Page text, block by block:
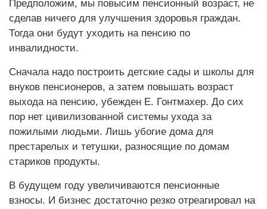
Предположим, мы повысим пенсионный возраст, не
сделав ничего для улучшения здоровья граждан.
Тогда они будут уходить на пенсию по
инвалидности.
Сначала надо построить детские сады и школы для
внуков пенсионеров, а затем повышать возраст
выхода на пенсию, убежден Е. Гонтмахер. До сих
пор нет цивилизованной системы ухода за
пожилыми людьми. Лишь убогие дома для
престарелых и тетушки, разносящие по домам
стариков продукты.
В будущем году увеличиваются пенсионные
взносы. И бизнес достаточно резко отреагировал на